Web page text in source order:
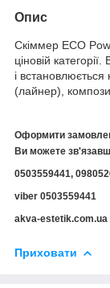
Опис
Скіммер ECO
ціновій
і
(лайнер),
Оформити
Ви можете
0503559441,
viber 0503559441
akva-estetik.com.ua
Приховати